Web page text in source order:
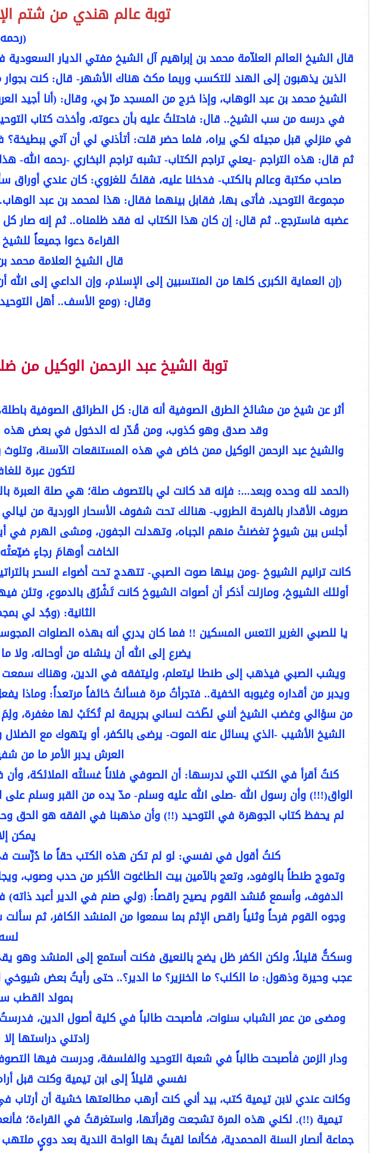
توبة عالم هندي من شتم
قال الشيخ العالم العلاّمة محمد بن إبراهيم آل الشيخ مفتي الديار
الذين يذهبون إلى الهند للتكسب وربما مكث هناك الأشهر- قال: كنت
الشيخ محمد بن عبد الوهاب، وإذا خرج من المسجد مرّ بي، وقال: (أنا أجيد
في درسه من سب الشيخ.. قال: فاحتلتُ عليه بأن دعوته، وأخذت كتاب
في منزلي قبل مجيئه لكي يراه، فلما حضر قلت: أتأذني لي أن آتي
ثم قال: هذه التراجم -يعني تراجم الكتاب- تشبه تراجم البخاري -رحمه الله-
صاحب مكتبة وعالم بالكتب- فدخلنا عليه، فقلتُ للغزوي: كان عندي
مجموعة التوحيد، فأتى بها، فقابل بينهما فقال: هذا لمحمد بن عبد
عضبه فاسترجع.. ثم قال: إن كان هذا الكتاب له فقد ظلمناه.. ثم إنه صار كل
القراءة دعوا جميعاً
قال الشيخ العلامة محمد
(إن العماية الكبرى كلها من المنتسبين إلى الإسلام، وإن الداعي إلى الله
وقال: (ومع الأسف.. أهل
توبة الشيخ عبد الرحمن الوكيل من
أثر عن شيخ من مشائخ الطرق الصوفية أنه قال: كل الطرائق الصوفية
وقد صدق وهو كذوب، ومن قُدّر له الدخول في بعض هذه
والشيخ عبد الرحمن الوكيل ممن خاض في هذه المستنقعات الآسنة،
لتكون عبرة
(الحمد لله وحده وبعد...: فإنه قد كانت لي بالتصوف صلة؛ هي صلة العبرة
صروف الأقدار بالفرحة الطروب- هنالك تحت شفوف الأسحار الوردية من
أجلس بين شيوخٍ تغضنتْ منهم الجباه، وتهدلت الجفون، ومشى الهرم في
الخافت أوهامَ رجاءٍ
كانت ترانيم الشيوخ -ومن بينها صوت الصبي- تتهدج تحت أضواء السحر
أولئك الشيوخ، ومازلت أذكر أن أصوات الشيوخ كانت تَشْرُق بالدموع، وتئن
الثانية: (وجُد لي
يا للصبي الغرير التعس المسكين !! فما كان يدري أنه بهذه الصلوات
يضرع إلى الله أن ينشله من أوحاله، ولا
ويشب الصبي فيذهب إلى طنطا ليتعلم، وليتفقه في الدين، وهناك
ويدبر من أقداره وغيوبه الخفية.. فتجرأتُ مرة فسألتُ خائفاً مرتعداً: وماذا
من سؤالي وغضب الشيخ أنني لطّخت لساني بجريمة لم تُكتَبْ لها مغفرة، ولِمَ
الشيخ الأشيب -الذي يسائل عنه الموت- يرضى بالكفر، أو يتهوك مع
العرش يدبر الأمر ما من
كنتُ أقرأ في الكتب التي ندرسها: أن الصوفي فلاناً غسلتْه الملائكة،
الواق(!!!) وأن رسول الله -صلى الله عليه وسلم- مدّ يده من القبر وسلم على
لم يحفظ كتاب الجوهرة في التوحيد (!!) وأن مذهبنا في الفقه هو الحق
يمكن
كنتُ أقول في نفسي: لو لم تكن هذه الكتب حقاً ما دُرِّست في
وتموج طنطاً بالوفود، وتعج بالآمين بيت الطاغوت الأكبر من حدب وصوب،
الدفوف، وأسمع مُنشد القوم يصيح راقصاً: (ولي صنم في الدير أعبد ذاته)
وجوه القوم فرحاً وثنياً راقص الإثم بما سمعوا من المنشد الكافر، ثم
وسكتُّ قليلاً، ولكن الكفر ظل يضج بالنعيق فكنت أستمع إلى المنشد وهو
عجب وحيرة وذهول: ما الكلب؟ ما الخنزير؟ ما الدير؟.. حتى رأيتُ بعض شيوخي
بمولد القطب
ومضى من عمر الشباب سنوات، فأصبحت طالباً في كلية أصول الدين،
زادتني دراستها
ودار الزمن فأصبحت طالباً في شعبة التوحيد والفلسفة، ودرست فيها
نفسي قليلاً إلى ابن تيمية وكنت قبل
وكانت عندي لابن تيمية كتب، بيد أني كنت أرهب مطالعتها خشية أن
تيمية (!!). لكني هذه المرة تشجعت وقرأتها، واستغرقتُ في القراءة؛
جماعة أنصار السنة المحمدية، فكأنما لقيتُ بها الواحة الندية بعد دويٍ